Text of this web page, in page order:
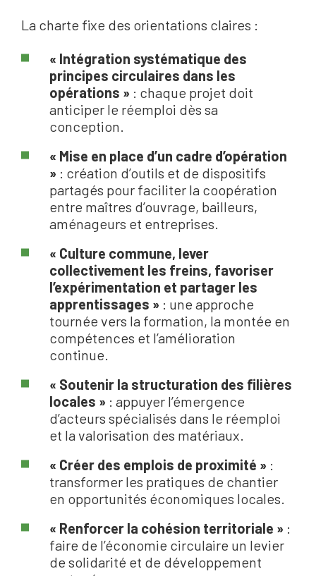
La charte fixe des orientations claires :
« Intégration systématique des
principes circulaires dans les
opérations » : chaque projet doit
anticiper le réemploi dès sa
conception.
« Mise en place d’un cadre d’opération
» : création d’outils et de dispositifs
partagés pour faciliter la coopération
entre maîtres d’ouvrage, bailleurs,
aménageurs et entreprises.
« Culture commune, lever
collectivement les freins, favoriser
l’expérimentation et partager les
apprentissages » : une approche
tournée vers la formation, la montée en
compétences et l’amélioration
continue.
« Soutenir la structuration des filières
locales » : appuyer l’émergence
d’acteurs spécialisés dans le réemploi
et la valorisation des matériaux.
« Créer des emplois de proximité » :
transformer les pratiques de chantier
en opportunités économiques locales.
« Renforcer la cohésion territoriale » :
faire de l’économie circulaire un levier
de solidarité et de développement